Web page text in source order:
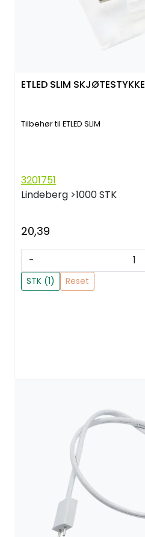
ETLED SLIM SKJØTESTYKKE
Tilbehør til ETLED SLIM
3201751
Lindeberg >1000 STK
20,39
-
STK (1) Reset